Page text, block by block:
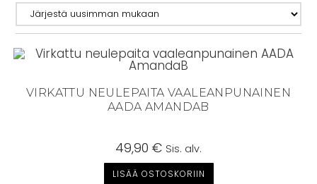
VIRKATTU NEULEPAITA VAALEANPUNAINEN
AADA AMANDAB
49,90 € Sis. alv.
LISÄÄ OSTOSKORIIN